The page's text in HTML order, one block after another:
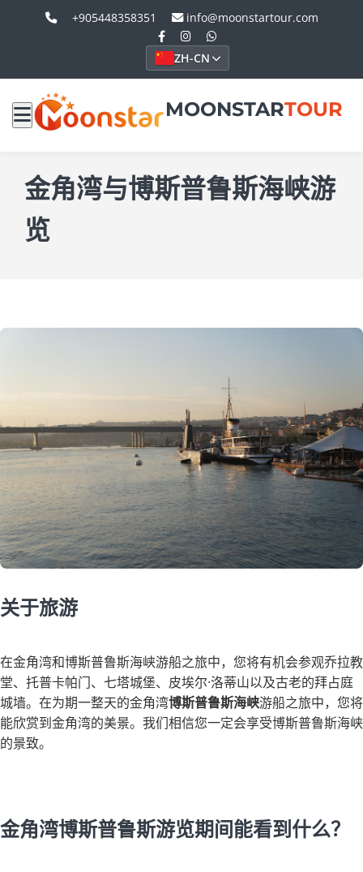
+905448358351 info@moonstartour.com
ZH-CN
MOONSTARTOUR
金角湾与博斯普鲁斯海峡游
览
关于旅游
在金角湾和博斯普鲁斯海峡游船之旅中，您将有机会参观乔拉教
堂、托普卡帕门、七塔城堡、皮埃尔·洛蒂山以及古老的拜占庭
城墙。在为期一整天的金角湾博斯普鲁斯海峡游船之旅中，您将
能欣赏到金角湾的美景。我们相信您一定会享受博斯普鲁斯海峡
的景致。
金角湾博斯普鲁斯游览期间能看到什么？